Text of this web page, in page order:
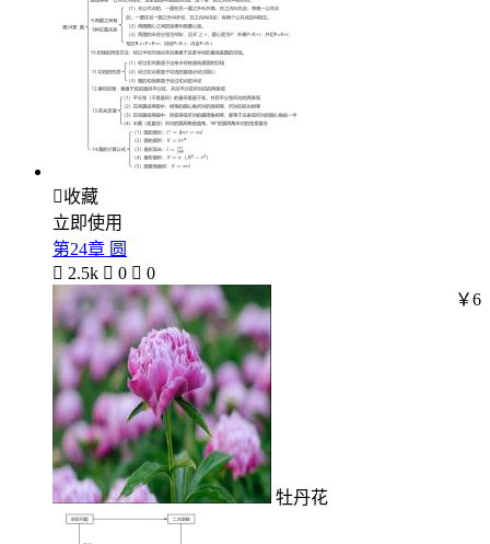
收藏
立即使用
第24章 圆
 2.5k  0  0
牡丹花
￥6